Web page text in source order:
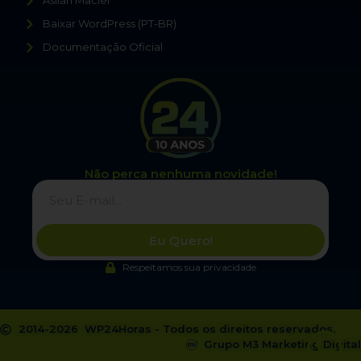
Baixar WordPress (PT-BR)
Documentação Oficial
Não perca nenhuma novidade!
Eu Quero!
Respeitamos sua privacidade
2014-2026 WP24Horas - Todos os direitos reservados.
Grupo M3 Marketing Digital